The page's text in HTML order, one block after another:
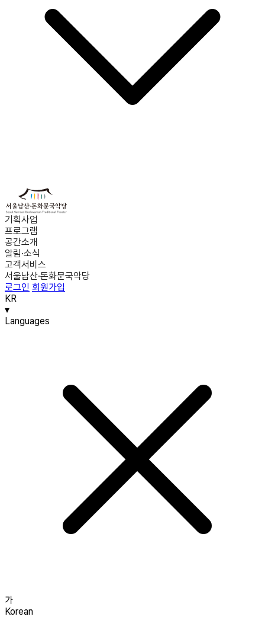
기획사업
프로그램
공간소개
알림·소식
고객서비스
서울남산·돈화문국악당
로그인 회원가입
KR
▾
Languages
가
Korean